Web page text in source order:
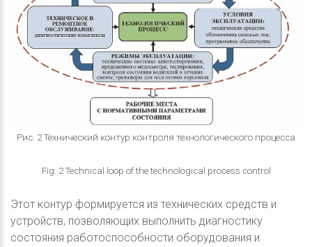
Рис. 2 Технический контур контроля технологического процесса
Fig. 2 Technical loop of the technological process control
Этот контур формируется из технических средств и
устройств, позволяющих выполнить диагностику
состояния работоспособности оборудования и